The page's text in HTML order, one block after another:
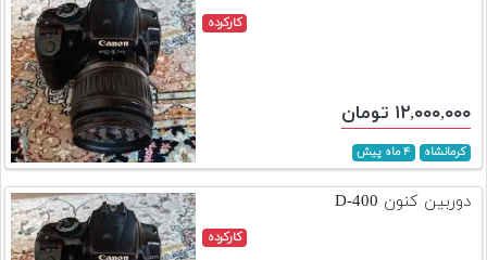
کارکرده
۱۲,۰۰۰,۰۰۰ تومان
کرمانشاه ۴ ماه پیش
دوربین کنون D-400
کارکرده